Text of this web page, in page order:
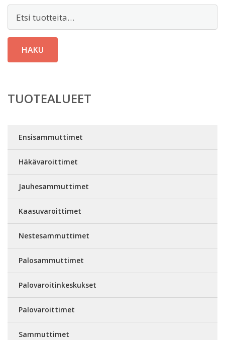
HAKU
TUOTEALUEET
Ensisammuttimet
Häkävaroittimet
Jauhesammuttimet
Kaasuvaroittimet
Nestesammuttimet
Palosammuttimet
Palovaroitinkeskukset
Palovaroittimet
Sammuttimet